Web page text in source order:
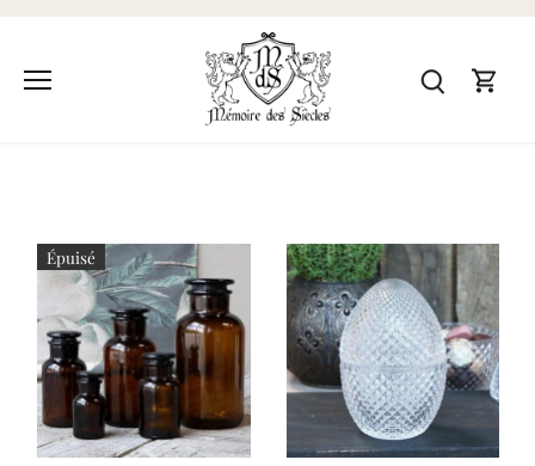
Épuisé